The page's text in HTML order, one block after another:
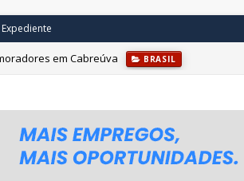
em Cabreúva BRASIL